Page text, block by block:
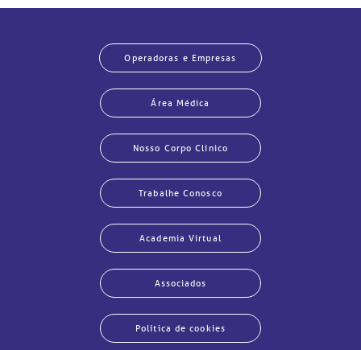
Operadoras e Empresas
Área Médica
Nosso Corpo Clínico
Trabalhe Conosco
Academia Virtual
Associados
Política de cookies